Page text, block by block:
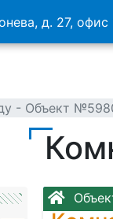
д. 27, офис
- Объект